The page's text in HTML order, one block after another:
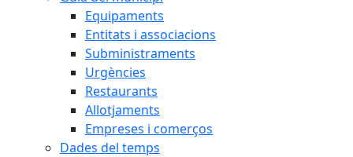
Equipaments
Entitats i associacions
Subministraments
Urgències
Restaurants
Allotjaments
Empreses i comerços
Dades del temps